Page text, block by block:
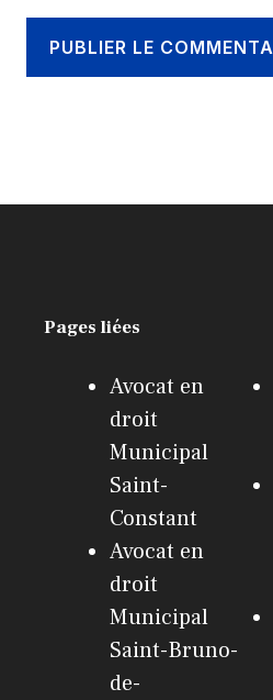
Pages liées
Avocat en
droit
Municipal
Saint-
Constant
Avocat en
droit
Municipal
Saint-Bruno-
de-